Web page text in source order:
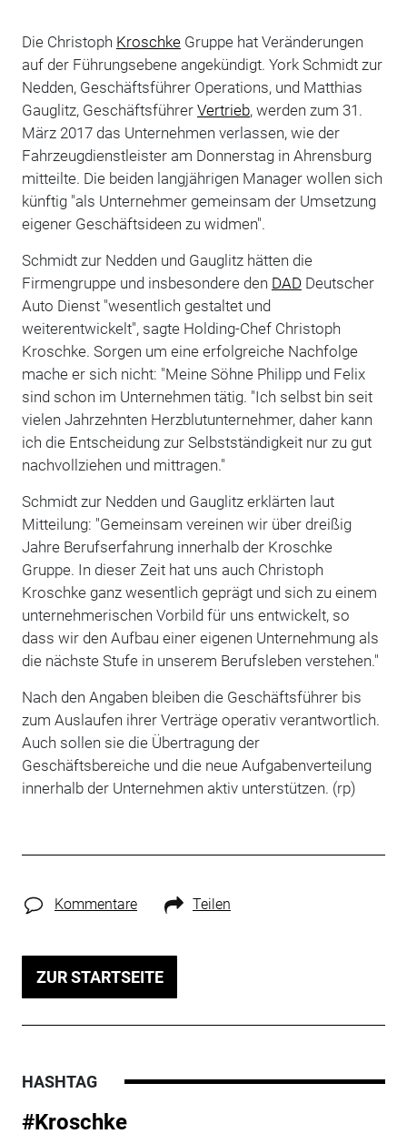
Die Christoph KroschkeGruppe hat Veränderungen
auf der Führungsebene angekündigt. York Schmidt zur
Nedden, Geschäftsführer Operations, und Matthias
Gauglitz, Geschäftsführer Vertrieb, werden zum 31.
März 2017 das Unternehmen verlassen, wie der
Fahrzeugdienstleister am Donnerstag in Ahrensburg
mitteilte. Die beiden langjährigen Manager wollen sich
künftig "als Unternehmer gemeinsam der Umsetzung
eigener Geschäftsideen zu widmen".
Schmidt zur Nedden und Gauglitz hätten die
Firmengruppe und insbesondere den DAD Deutscher
Auto Dienst "wesentlich gestaltet und
weiterentwickelt", sagte Holding-Chef Christoph
Kroschke. Sorgen um eine erfolgreiche Nachfolge
mache er sich nicht: "Meine Söhne Philipp und Felix
sind schon im Unternehmen tätig. "Ich selbst bin seit
vielen Jahrzehnten Herzblutunternehmer, daher kann
ich die Entscheidung zur Selbstständigkeit nur zu gut
nachvollziehen und mittragen."
Schmidt zur Nedden und Gauglitz erklärten laut
Mitteilung: "Gemeinsam vereinen wir über dreißig
Jahre Berufserfahrung innerhalb der Kroschke
Gruppe. In dieser Zeit hat uns auch Christoph
Kroschke ganz wesentlich geprägt und sich zu einem
unternehmerischen Vorbild für uns entwickelt, so
dass wir den Aufbau einer eigenen Unternehmung als
die nächste Stufe in unserem Berufsleben verstehen."
Nach den Angaben bleiben die Geschäftsführer bis
zum Auslaufen ihrer Verträge operativ verantwortlich.
Auch sollen sie die Übertragung der
Geschäftsbereiche und die neue Aufgabenverteilung
innerhalb der Unternehmen aktiv unterstützen. (rp)
Kommentare Teilen
ZUR STARTSEITE
HASHTAG
#Kroschke